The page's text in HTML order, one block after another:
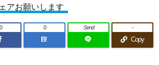
アお願いします
0
B!
0 Send
Copy
-